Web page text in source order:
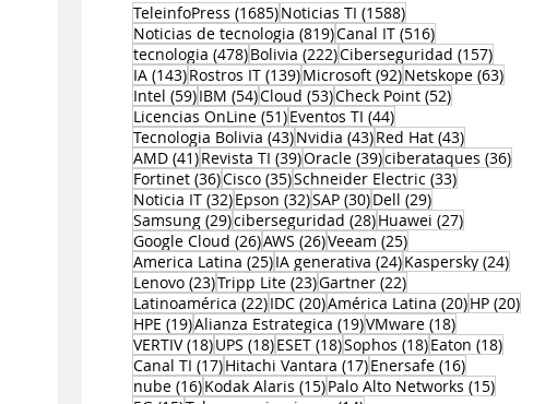
TeleinfoPress (1685)1685 entradas
Noticias TI (1588)1588 entradas
Noticias de tecnologia (819)819 entradas
Canal IT (516)516 entradas
tecnologia (478)478 entradas
Bolivia (222)222 entradas
Ciberseguridad (157)157
IA (143)143 entradas
Rostros IT (139)139 entradas
Microsoft (92)92 entradas
Netskope (63)63
Intel (59)59 entradas
IBM (54)54 entradas
Cloud (53)53 entradas
Check Point (52)52 entradas
Licencias OnLine (51)51 entradas
Eventos TI (44)44 entradas
Tecnologia Bolivia (43)43 entradas
Nvidia (43)43 entradas
Red Hat (43)43 entradas
AMD (41)41 entradas
Revista TI (39)39 entradas
Oracle (39)39 entradas
ciberataques (36)36
Fortinet (36)36 entradas
Cisco (35)35 entradas
Schneider Electric (33)33 entradas
Noticia IT (32)32 entradas
Epson (32)32 entradas
SAP (30)30 entradas
Dell (29)29 entradas
Samsung (29)29 entradas
ciberseguridad (28)28 entradas
Huawei (27)27 entradas
Google Cloud (26)26 entradas
AWS (26)26 entradas
Veeam (25)25 entradas
America Latina (25)25 entradas
IA generativa (24)24 entradas
Kaspersky (24)24
Lenovo (23)23 entradas
Tripp Lite (23)23 entradas
Gartner (22)22 entradas
Latinoamérica (22)22 entradas
IDC (20)20 entradas
América Latina (20)20 entradas
HP (20)20
HPE (19)19 entradas
Alianza Estrategica (19)19 entradas
VMware (18)18 entradas
VERTIV (18)18 entradas
UPS (18)18 entradas
ESET (18)18 entradas
Sophos (18)18 entradas
Eaton (18)18
Canal TI (17)17 entradas
Hitachi Vantara (17)17 entradas
Enersafe (16)16 entradas
nube (16)16 entradas
Kodak Alaris (15)15 entradas
Palo Alto Networks (15)15